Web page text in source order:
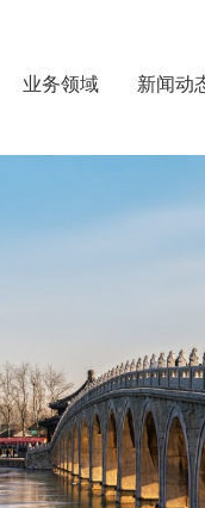
业务领域 新闻动